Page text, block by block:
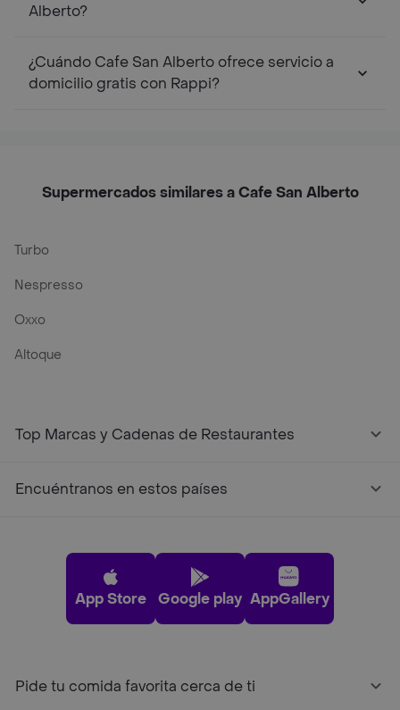
Alberto?
¿Cuándo Cafe San Alberto ofrece servicio a
domicilio gratis con Rappi?
Supermercados similares a Cafe San Alberto
Turbo
Nespresso
Oxxo
Altoque
Top Marcas y Cadenas de Restaurantes
Encuéntranos en estos países
App Store Google play AppGallery
Pide tu comida favorita cerca de ti